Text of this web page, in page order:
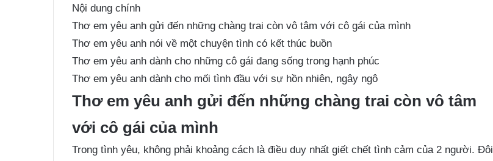
Nội dung chính
Thơ em yêu anh gửi đến những chàng trai còn vô tâm với cô gái của mình
Thơ em yêu anh nói về một chuyện tình có kết thúc buồn
Thơ em yêu anh dành cho những cô gái đang sống trong hạnh phúc
Thơ em yêu anh dành cho mối tình đầu với sự hồn nhiên, ngây ngô
Thơ em yêu anh gửi đến những chàng trai còn vô tâm
với cô gái của mình
Trong tình yêu, không phải khoảng cách là điều duy nhất giết chết tình cảm của 2 người. Đôi